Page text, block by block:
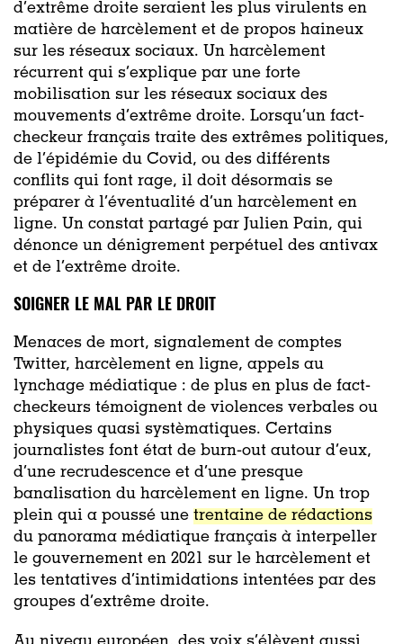
d’extrême droite seraient les plus virulents en
matière de harcèlement et de propos haineux
sur les réseaux sociaux. Un harcèlement
récurrent qui s’explique par une forte
mobilisation sur les réseaux sociaux des
mouvements d’extrême droite. Lorsqu’un fact-
checkeur français traite des extrêmes politiques,
de l’épidémie du Covid, ou des différents
conflits qui font rage, il doit désormais se
préparer à l’éventualité d’un harcèlement en
ligne. Un constat partagé par Julien Pain, qui
dénonce un dénigrement perpétuel des antivax
et de l’extrême droite.
SOIGNER LE MAL PAR LE DROIT
Menaces de mort, signalement de comptes
Twitter, harcèlement en ligne, appels au
lynchage médiatique : de plus en plus de fact-
checkeurs témoignent de violences verbales ou
physiques quasi systèmatiques. Certains
journalistes font état de burn-out autour d’eux,
d’une recrudescence et d’une presque
banalisation du harcèlement en ligne. Un trop
plein qui a poussé une trentaine de rédactions
du panorama médiatique français à interpeller
le gouvernement en 2021 sur le harcèlement et
les tentatives d’intimidations intentées par des
groupes d’extrême droite.